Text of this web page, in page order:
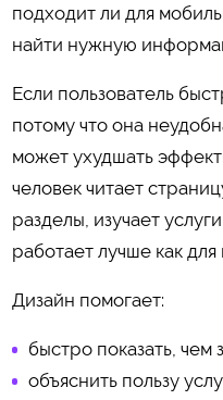
подходит ли для
найти нужную
Если пользователь
потому что она
может ухудшать
человек читает
разделы, изучает
работает лучше как для
Дизайн помогает:
быстро показать, чем
объяснить пользу